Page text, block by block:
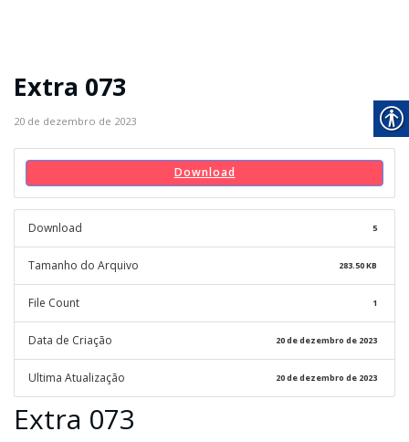
Extra 073
20 de dezembro de 2023
Download
Download 5
Tamanho do Arquivo 283.50 KB
File Count 1
Data de Criação 20 de dezembro de 2023
Ultima Atualização 20 de dezembro de 2023
Extra 073